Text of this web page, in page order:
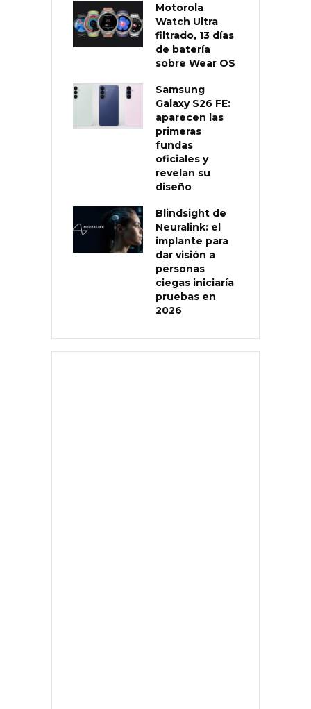
Motorola
Watch Ultra
filtrado, 13 días
de batería
sobre Wear OS
Samsung
Galaxy S26 FE:
aparecen las
primeras
fundas
oficiales y
revelan su
diseño
Blindsight de
Neuralink: el
implante para
dar visión a
personas
ciegas iniciaría
pruebas en
2026